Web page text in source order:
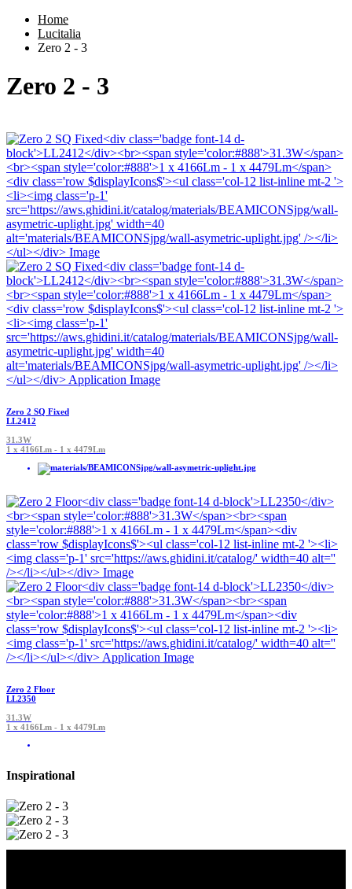
Home
Lucitalia
Zero 2 - 3
Zero 2 - 3
Zero 2 SQ Fixed
LL2412
31.3W
1 x 4166Lm - 1 x 4479Lm
Zero 2 Floor
LL2350
31.3W
1 x 4166Lm - 1 x 4479Lm
Inspirational